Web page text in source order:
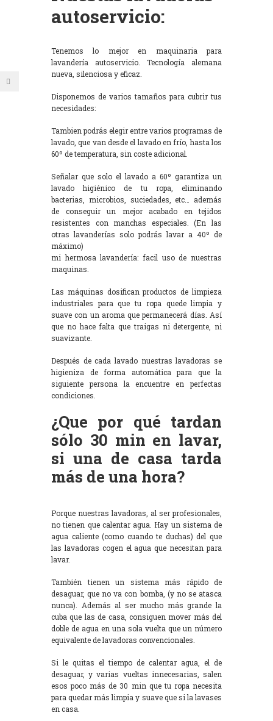
autoservicio:
Tenemos lo mejor en maquinaria para
lavandería autoservicio. Tecnología alemana
nueva, silenciosa y eficaz.
Disponemos de varios tamaños para cubrir tus
necesidades:
Tambien podrás elegir entre varios programas de
lavado, que van desde el lavado en frío, hasta los
60º de temperatura, sin coste adicional.
Señalar que solo el lavado a 60º garantiza un
lavado higiénico de tu ropa, eliminando
bacterias, microbios, suciedades, etc… además
de conseguir un mejor acabado en tejidos
resistentes con manchas especiales. (En las
otras lavanderías solo podrás lavar a 40º de
máximo)
mi hermosa lavandería: facil uso de nuestras
maquinas.
Las máquinas dosifican productos de limpieza
industriales para que tu ropa quede limpia y
suave con un aroma que permanecerá días. Así
que no hace falta que traigas ni detergente, ni
suavizante.
Después de cada lavado nuestras lavadoras se
higieniza de forma automática para que la
siguiente persona la encuentre en perfectas
condiciones.
¿Que por qué tardan
sólo 30 min en lavar,
si una de casa tarda
más de una hora?
Porque nuestras lavadoras, al ser profesionales,
no tienen que calentar agua. Hay un sistema de
agua caliente (como cuando te duchas) del que
las lavadoras cogen el agua que necesitan para
lavar.
También tienen un sistema más rápido de
desaguar, que no va con bomba, (y no se atasca
nunca). Además al ser mucho más grande la
cuba que las de casa, consiguen mover más del
doble de agua en una sola vuelta que un número
equivalente de lavadoras convencionales.
Si le quitas el tiempo de calentar agua, el de
desaguar, y varias vueltas innecesarias, salen
esos poco más de 30 min que tu ropa necesita
para quedar más limpia y suave que si la lavases
en casa.